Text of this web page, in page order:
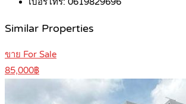
Similar Properties
ขาย For Sale
85,000฿